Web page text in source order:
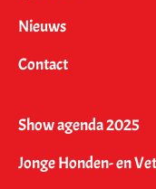
Nieuws
Contact
Show agenda 2025
Jonge Honden- en